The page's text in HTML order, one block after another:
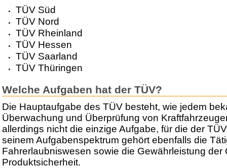
TÜV Süd
TÜV Nord
TÜV Rheinland
TÜV Hessen
TÜV Saarland
TÜV Thüringen
Welche Aufgaben hat der TÜV?
Die Hauptaufgabe des TÜV besteht, wie jedem
Überwachung und Überprüfung von
allerdings nicht die einzige Aufgabe, für die der
seinem Aufgabenspektrum gehört ebenfalls die
Fahrerlaubniswesen sowie die Gewährleistung der
Produktsicherheit.